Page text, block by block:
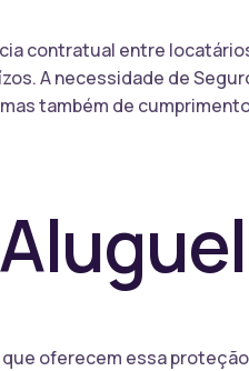
contratual entre
A necessidade de
também de
oferecem essa